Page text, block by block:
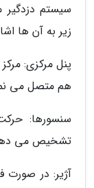
سیستم دزدگیر
زیر به آن ها
پنل مرکزی:
هم متصل می
سنسورها:
تشخیص می
آژیر: در صورت